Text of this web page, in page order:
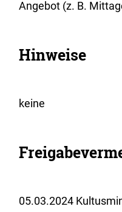
Angebot (z. B.
Hinweise
keine
05.03.2024